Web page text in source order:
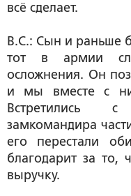
всё сделает.
В.С.: Сын и раньше
тот в армии
осложнения. Он
и мы вместе с
Встретились
замкомандира
его перестали
благодарит за
выручку.